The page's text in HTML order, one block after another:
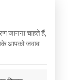
जानना चाहते हैं,
आपको जवाब